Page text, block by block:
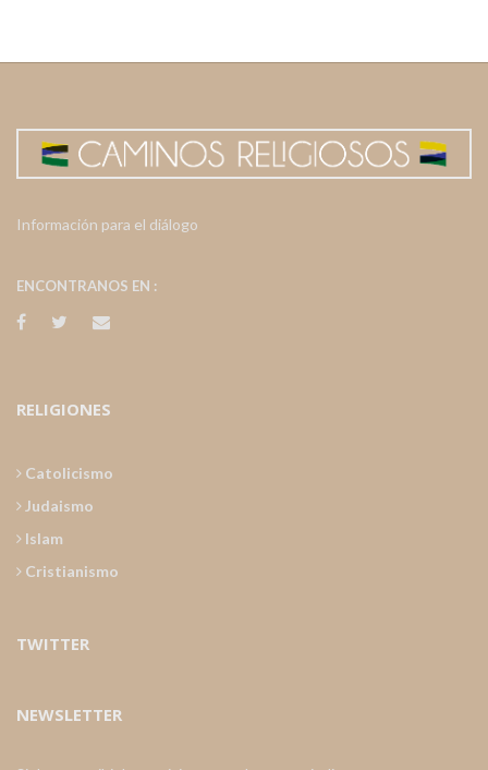
Información para el diálogo
ENCONTRANOS EN :
RELIGIONES
Catolicismo
Judaismo
Islam
Cristianismo
TWITTER
NEWSLETTER